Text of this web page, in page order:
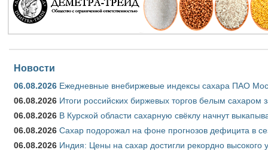
Новости
06.08.2026 Ежедневные внебиржевые индексы сахара ПАО
06.08.2026 Итоги российских биржевых торгов белым сахаром
06.08.2026 В Курской области сахарную свёклу начнут
06.08.2026 Сахар подорожал на фоне прогнозов дефицита в
06.08.2026 Индия: Цены на сахар достигли рекордно высокого